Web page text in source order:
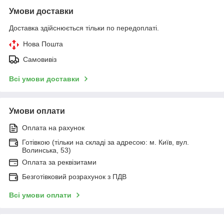
Умови доставки
Доставка здійснюється тільки по передоплаті.
Нова Пошта
Самовивіз
Всі умови доставки
Умови оплати
Оплата на рахунок
Готівкою (тільки на складі за адресою: м. Київ, вул.
Волинська, 53)
Оплата за реквізитами
Безготівковий розрахунок з ПДВ
Всі умови оплати